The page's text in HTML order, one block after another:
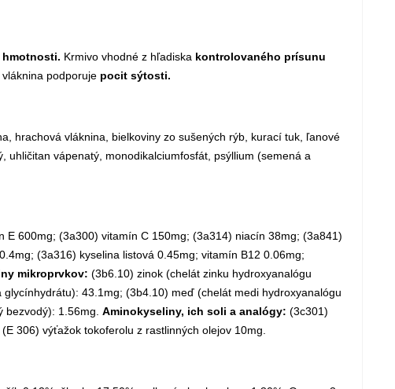
Krmivo vhodné z hľadiska kontrolovaného prísunu
podporuje pocit sýtosti.
hrachová vláknina, bielkoviny zo sušených rýb, kurací tuk, ľanové
vápenatý, monodikalciumfosfát, psýllium (semená a
600mg; (3a300) vitamín C 150mg; (3a314) niacín 38mg; (3a841)
(3a316) kyselina listová 0.45mg; vitamín B12 0.06mg;
mikroprvkov: (3b6.10) zinok (chelát zinku hydroxyanalógu
43.1mg; (3b4.10) meď (chelát medi hydroxyanalógu
1.56mg. Aminokyseliny, ich soli a analógy: (3c301)
(E 306) výťažok tokoferolu z rastlinných olejov 10mg.